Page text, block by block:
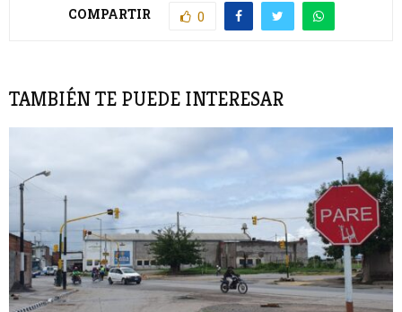
COMPARTIR 0
TAMBIÉN TE PUEDE INTERESAR